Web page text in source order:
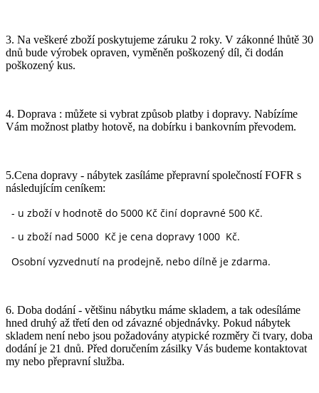
3. Na veškeré zboží poskytujeme záruku 2 roky. V zákonné lhůtě 30
dnů bude výrobek opraven, vyměněn poškozený díl, či dodán
poškozený kus.
4. Doprava : můžete si vybrat způsob platby i dopravy. Nabízíme
Vám možnost platby hotově, na dobírku i bankovním převodem.
5.Cena dopravy - nábytek zasíláme přepravní společností FOFR s
následujícím ceníkem:
- u zboží v hodnotě do 5000 Kč činí dopravné 500 Kč.
- u zboží nad 5000 Kč je cena dopravy 1000 Kč.
Osobní vyzvednutí na prodejně, nebo dílně je zdarma.
6. Doba dodání - většinu nábytku máme skladem, a tak odesíláme
hned druhý až třetí den od závazné objednávky. Pokud nábytek
skladem není nebo jsou požadovány atypické rozměry či tvary, doba
dodání je 21 dnů. Před doručením zásilky Vás budeme kontaktovat
my nebo přepravní služba.